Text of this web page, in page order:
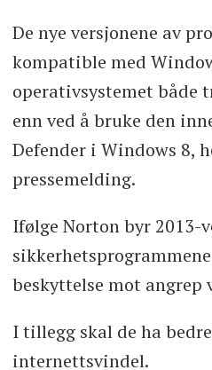
De nye versjonene av
kompatible med
operativsystemet både
enn ved å bruke den
Defender i Windows 8,
pressemelding.
Ifølge Norton byr 2013-
beskyttelse mot angrep
I tillegg skal de ha
internettsvindel.